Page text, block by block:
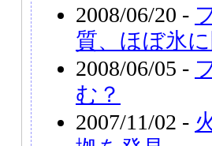
2008/06/20 -
質、ほぼ氷
2008/06/05 -
む？
2007/11/02 -